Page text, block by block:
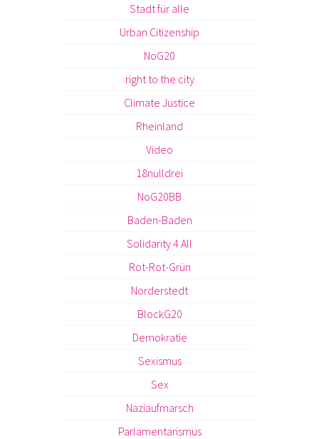
Stadt für alle
Urban Citizenship
NoG20
right to the city
Climate Justice
Rheinland
Video
18nulldrei
NoG20BB
Baden-Baden
Solidarity 4 All
Rot-Rot-Grün
Norderstedt
BlockG20
Demokratie
Sexismus
Sex
Naziaufmarsch
Parlamentarismus